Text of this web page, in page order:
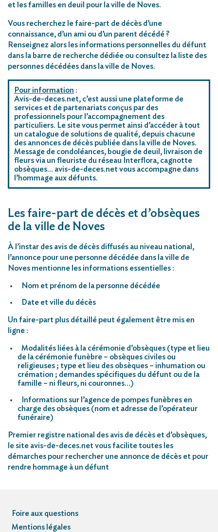
et les familles en deuil pour la ville de Noves.
Vous recherchez le faire-part de décès d’une
connaissance, d’un ami ou d’un parent décédé ?
Renseignez alors les informations personnelles du défunt
dans la barre de recherche dédiée ou consultez la liste des
personnes décédées dans la ville de Noves.
Pour information :
Avis-de-deces.net, c’est aussi une plateforme de
services et de partenariats conçus par des
professionnels pour l’accompagnement des
particuliers. Le site vous permet ainsi d’accéder à tout
un catalogue de solutions de qualité, depuis chacune
des annonces de décès publiée dans la ville de Noves.
Message de condoléances, bougie de deuil, livraison de
fleurs via un fleuriste du réseau Interflora, cagnotte
obsèques… avis-de-deces.net vous accompagne dans
l’hommage aux défunts.
Les faire-part de décès et d’obsèques
de la ville de Noves
À l’instar des avis de décès diffusés au niveau national,
l’annonce pour une personne décédée dans la ville de
Noves mentionne les informations essentielles :
Nom et prénom de la personne décédée
Date et ville du décès
Un faire-part plus détaillé peut également être mis en
ligne :
Modalités liées à la cérémonie d’obsèques (type et lieu
de la cérémonie funèbre – obsèques civiles ou
religieuses ; type et lieu des obsèques – inhumation ou
crémation ; demandes spécifiques du défunt ou de la
famille – ni fleurs, ni couronnes…)
Informations sur l’agence de pompes funèbres en
charge des obsèques (nom et adresse de l’opérateur
funéraire)
Premier registre national des avis de décès et d’obsèques,
le site avis-de-deces.net vous facilite toutes les
démarches pour rechercher une annonce de décès et pour
rendre hommage à un défunt
Foire aux questions
Mentions légales